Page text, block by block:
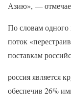
Азию», —
По словам одного
поток
поставкам
россия является
обеспечив 26%